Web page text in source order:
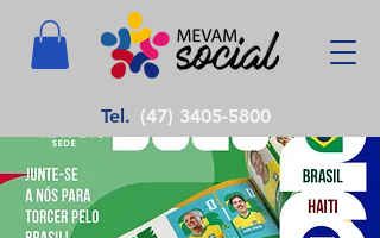
Tel. (47) 3405-5800